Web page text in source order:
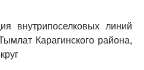
внутрипоселковых линий
Карагинского района,